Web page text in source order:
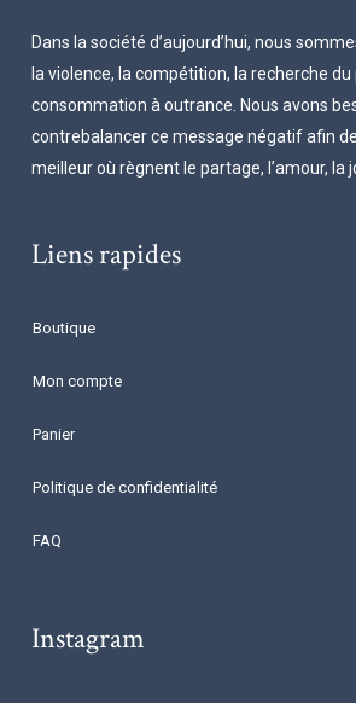
Dans la société d’aujourd’hui, nous
la violence, la compétition, la recherche du
consommation à outrance. Nous avons
contrebalancer ce message négatif afin
meilleur où règnent le partage, l’amour, la
Liens rapides
Boutique
Mon compte
Panier
Politique de confidentialité
FAQ
Instagram